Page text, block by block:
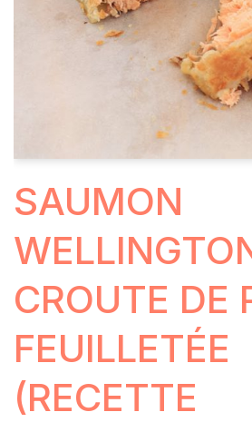
SAUMON
CROUTE DE
FEUILLETÉE
(RECETTE